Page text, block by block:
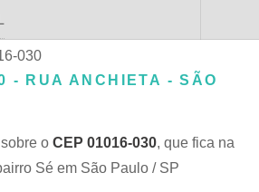
030
- RUA ANCHIETA - SÃO
o CEP 01016-030, que fica na
Sé em São Paulo / SP